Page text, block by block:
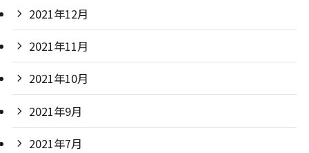
2021年12月
2021年11月
2021年10月
2021年9月
2021年7月